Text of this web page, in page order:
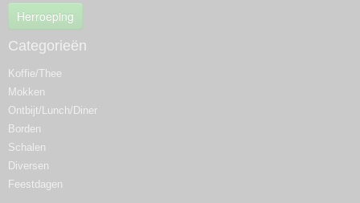
Herroeping
Categorieën
Koffie/Thee
Mokken
Ontbijt/Lunch/Diner
Borden
Schalen
Diversen
Feestdagen